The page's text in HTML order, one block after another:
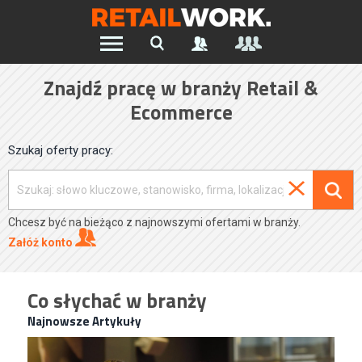
Znajdź pracę w branży Retail &
Ecommerce
Szukaj oferty pracy:
Chcesz być na bieżąco z najnowszymi ofertami w branży.
Załóż konto
Co słychać w branży
Najnowsze Artykuły
Specjalista/tka ds. Utrzymania Ruchu